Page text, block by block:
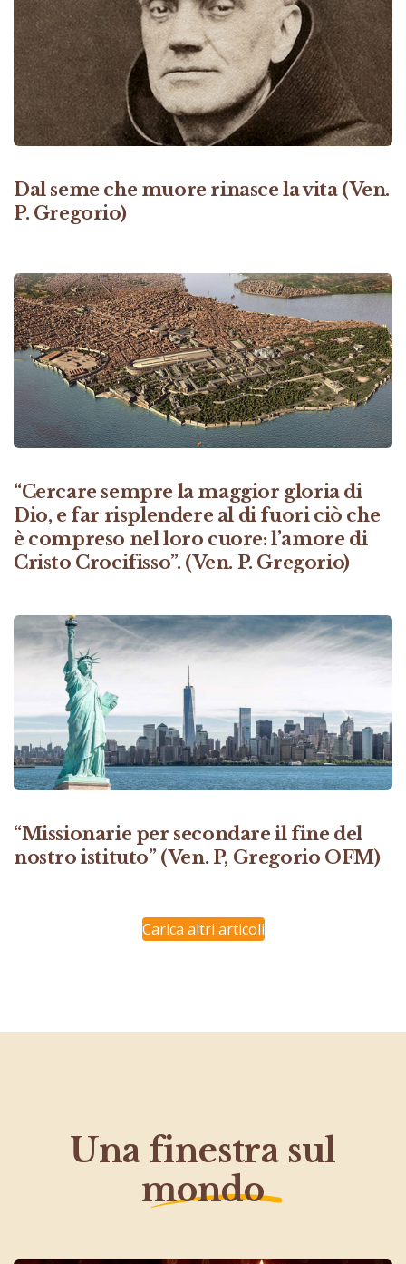
Dal seme che muore rinasce la vita (Ven.
P. Gregorio)
“Cercare sempre la maggior gloria di
Dio, e far risplendere al di fuori ciò che
è compreso nel loro cuore: l’amore di
Cristo Crocifisso”. (Ven. P. Gregorio)
“Missionarie per secondare il fine del
nostro istituto” (Ven. P, Gregorio OFM)
Carica altri articoli
Una finestra sul
mondo